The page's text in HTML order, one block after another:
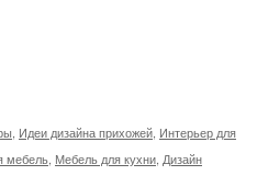
Идеи дизайна прихожей Интерьер для
мебель Мебель для кухни Дизайн